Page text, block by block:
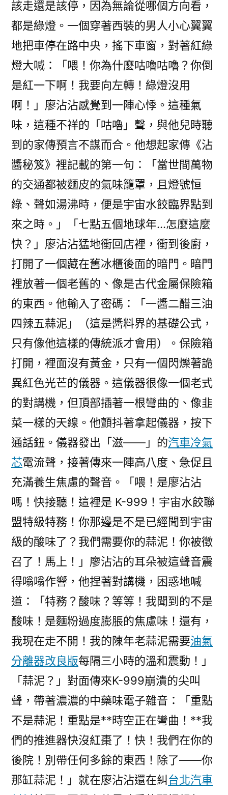
該走還是該停，因為無論從哪個方向看，
都是綠燈。一個穿著西裝的男人小心翼翼
地把車停在路中央，搖下車窗，對著紅綠
燈大喊：「喂！你為什麼咕嚕咕嚕？你倒
是紅一下啊！我要向左轉！綠燈沒用
啊！」廖沾沾感覺到一陣心悸。這種氣
味，這種不祥的「咕嚕」聲，與他兒時聽
到的家傳預言不謀而合。他想起家傳《沾
醬秘笈》裡記載的第一句：「當世間萬物
的交通都被麵皮的氣味籠罩，且燈號恒
綠、聲如湯沸時，便是宇宙水餃臨界點到
來之時。」「七點五個地球年…怎麼這麼
快？」廖沾沾猛地衝回店裡，衝到後廚，
打開了一個藏在舊冰櫃後面的暗門。暗門
裡放著一個老舊的、像是古代金屬保險箱
的東西。他輸入了密碼：「一醬二醋三油
四辣五蒜泥」（這是醬料界的基礎公式，
只有像他這樣的傳統派才會用）。保險箱
打開，裡面沒有黃金，只有一個閃爍著詭
異紅色光芒的儀器。這儀器很像一個老式
的對講機，但頂部插著一根彎曲的、像韭
菜一樣的天線。他顫抖著拿起儀器，按下
通話鈕。儀器發出「滋——」的汽車冷氣
芯電流聲，接著傳來一陣高八度、急促且
充滿養生焦慮的聲音。「喂！是廖沾沾
嗎！快接聽！這裡是 K-999！宇宙水餃聯
盟特級特務！你那邊是不是已經聞到宇宙
級的酸味了？我們需要你的蒜泥！你被徵
召了！馬上！」廖沾沾的耳朵被這聲音震
得嗡嗡作響，他捏著對講機，困惑地喊
道：「特務？酸味？等等！我聞到的不是
酸味！是麵粉過度膨脹的焦慮味！還有，
我現在走不開！我的陳年老蒜泥需要油氣
分離器改良版每隔三小時的溫和震動！」
「蒜泥？」對面傳來K-999崩潰的尖叫
聲，帶著濃濃的中藥味電子雜音：「重點
不是蒜泥！重點是**時空正在彎曲！**我
們的推進器快沒紅棗了！快！我們在你的
後院！別帶任何多餘的東西！除了——你
那缸蒜泥！」就在廖沾沾還在糾 台北汽車